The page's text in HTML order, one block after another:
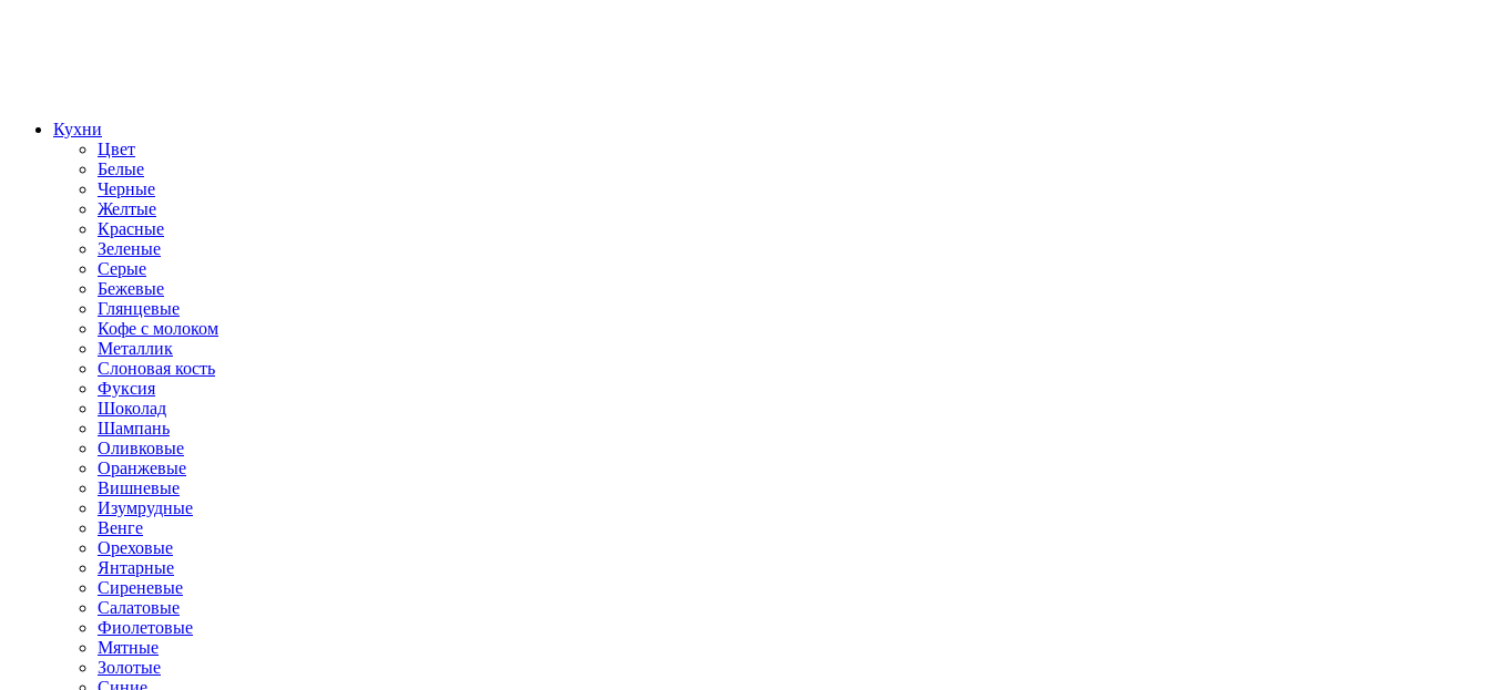
Кухни
Цвет
Белые
Черные
Желтые
Красные
Зеленые
Серые
Бежевые
Глянцевые
Кофе с молоком
Металлик
Слоновая кость
Фуксия
Шоколад
Шампань
Оливковые
Оранжевые
Вишневые
Изумрудные
Венге
Ореховые
Янтарные
Сиреневые
Салатовые
Фиолетовые
Мятные
Золотые